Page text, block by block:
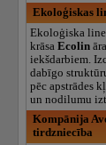
Ekoloģiskas
Ekoloģiska
krāsaEcolin
iekšdarbiem.
dabīgo
pēc apstrādes
un nodilumu
Kompānija
tirdzniecība